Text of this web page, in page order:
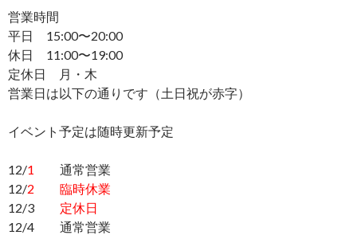
営業時間
平日 15:00〜20:00
休日 11:00〜19:00
定休日 月・木
営業日は以下の通りです（土日祝が赤字）
イベント予定は随時更新予定
12/1
通常営業
12/2
臨時休業
12/3 定休日
12/4 通常営業